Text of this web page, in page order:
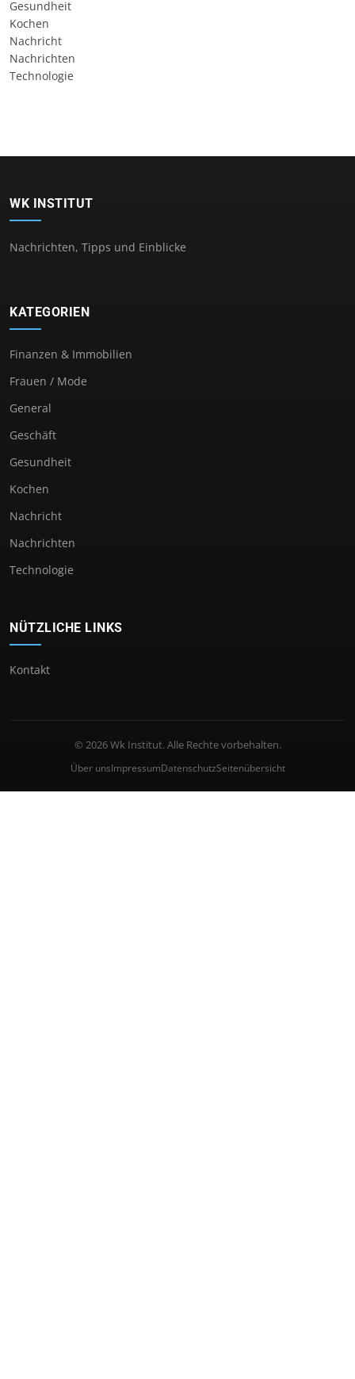
Gesundheit
Kochen
Nachricht
Nachrichten
Technologie
WK INSTITUT
Nachrichten, Tipps und Einblicke
KATEGORIEN
Finanzen & Immobilien
Frauen / Mode
General
Geschäft
Gesundheit
Kochen
Nachricht
Nachrichten
Technologie
NÜTZLICHE LINKS
Kontakt
© 2026 Wk Institut. Alle Rechte vorbehalten.
Über unsImpressumDatenschutzSeitenübersicht